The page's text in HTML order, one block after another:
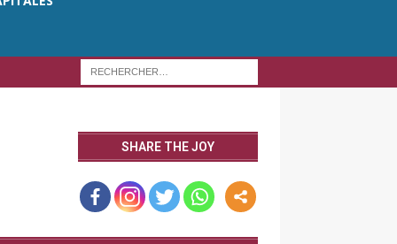
SHARE THE JOY